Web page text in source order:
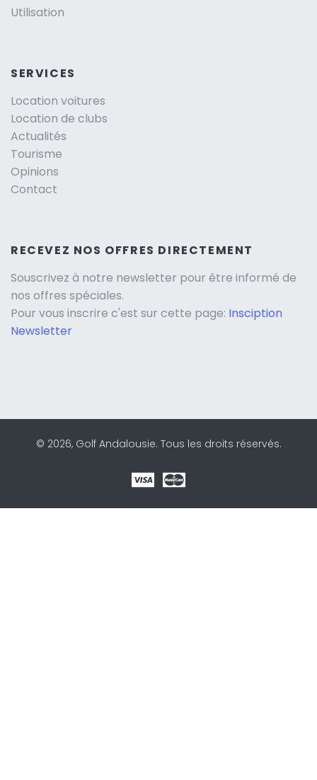
Utilisation
SERVICES
Location voitures
Location de clubs
Actualités
Tourisme
Opinions
Contact
RECEVEZ NOS OFFRES DIRECTEMENT
Souscrivez à notre newsletter pour être informé de
nos offres spéciales.
Pour vous inscrire c'est sur cette page: Insciption
Newsletter
© 2026, Golf Andalousie. Tous les droits réservés.